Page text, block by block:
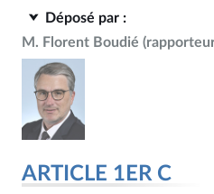
Déposé par :
M. Florent Boudié
ARTICLE 1ER C